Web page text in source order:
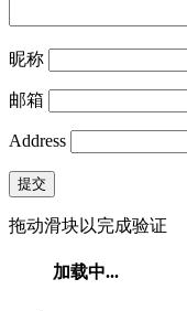
昵称
邮箱
Address
提交
拖动滑块以完成验证
加载中...